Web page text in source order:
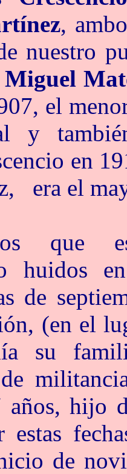
,
nuestro
Miguel
el
y
en
era el
que
huidos
de
(en el
su
de
años, hijo
estas
de